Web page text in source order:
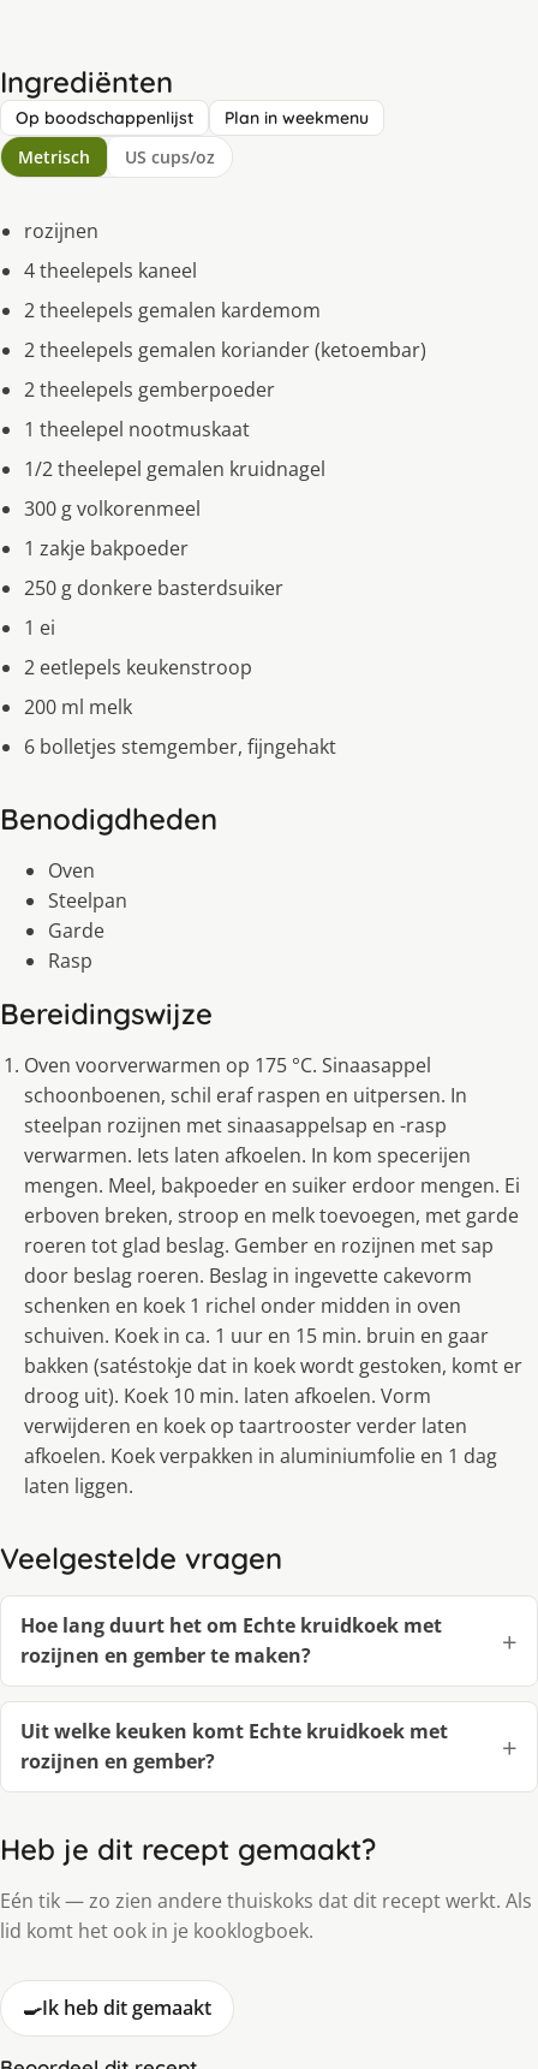
Ingrediënten
Op boodschappenlijst Plan in weekmenu
Metrisch US cups/oz
rozijnen
4 theelepels kaneel
2 theelepels gemalen kardemom
2 theelepels gemalen koriander (ketoembar)
2 theelepels gemberpoeder
1 theelepel nootmuskaat
1/2 theelepel gemalen kruidnagel
300 g volkorenmeel
1 zakje bakpoeder
250 g donkere basterdsuiker
1 ei
2 eetlepels keukenstroop
200 ml melk
6 bolletjes stemgember, fijngehakt
Benodigdheden
Oven
Steelpan
Garde
Rasp
Bereidingswijze
Oven voorverwarmen op 175 °C. Sinaasappel
schoonboenen, schil eraf raspen en uitpersen. In
steelpan rozijnen met sinaasappelsap en -rasp
verwarmen. Iets laten afkoelen. In kom specerijen
mengen. Meel, bakpoeder en suiker erdoor mengen. Ei
erboven breken, stroop en melk toevoegen, met garde
roeren tot glad beslag. Gember en rozijnen met sap
door beslag roeren. Beslag in ingevette cakevorm
schenken en koek 1 richel onder midden in oven
schuiven. Koek in ca. 1 uur en 15 min. bruin en gaar
bakken (satéstokje dat in koek wordt gestoken, komt er
droog uit). Koek 10 min. laten afkoelen. Vorm
verwijderen en koek op taartrooster verder laten
afkoelen. Koek verpakken in aluminiumfolie en 1 dag
laten liggen.
Veelgestelde vragen
Hoe lang duurt het om Echte kruidkoek met
rozijnen en gember te maken?
Uit welke keuken komt Echte kruidkoek met
rozijnen en gember?
Heb je dit recept gemaakt?
Eén tik — zo zien andere thuiskoks dat dit recept werkt. Als
lid komt het ook in je kooklogboek.
🍳Ik heb dit gemaakt